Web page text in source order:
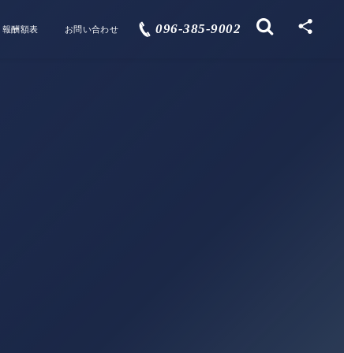
報酬額表 お問い合わせ 096-385-9002